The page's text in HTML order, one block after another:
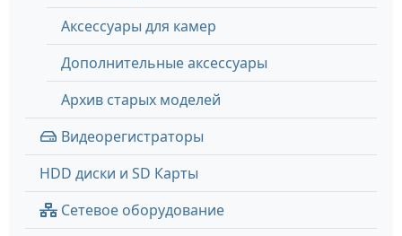
Аксессуары для камер
Дополнительные аксессуары
Архив старых моделей
Видеорегистраторы
HDD диски и SD Карты
Сетевое оборудование